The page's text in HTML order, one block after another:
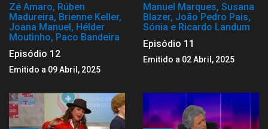
Zé Amaro, Rúben
Madureira, Brienne Keller,
Joana Manuel, Hélder
Moutinho, Paco Bandeira
Episódio 12
Emitido a 09 Abril, 2025
Manuel Marques, Susana
Blazer, João Pedro Pais,
Sónia e Ricardo Landum
Episódio 11
Emitido a 02 Abril, 2025